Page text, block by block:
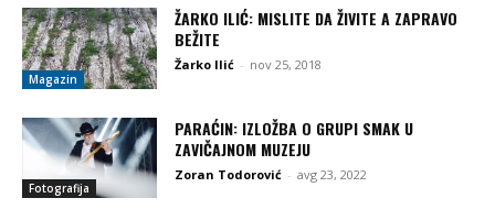
Magazin
ŽARKO ILIĆ: MISLITE DA ŽIVITE A ZAPRAVO
BEŽITE
Žarko Ilić - nov 25, 2018
Fotografija
PARAĆIN: IZLOŽBA O GRUPI SMAK U
ZAVIČAJNOM MUZEJU
Zoran Todorović - avg 23, 2022